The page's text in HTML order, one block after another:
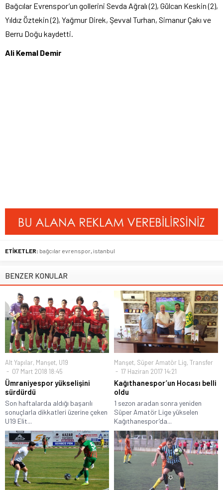
Bağcılar Evrenspor’un gollerini Sevda Ağralı (2), Gülcan Keskin (2),
Yıldız Öztekin (2), Yağmur Direk, Şevval Turhan, Simanur Çakı ve
Berru Doğu kaydetti.
Ali Kemal Demir
ETİKETLER: bağcılar evrenspor istanbul
BENZER KONULAR
Alt Yapılar, Manşet, U19
07 Mart 2018 18:45
Ümraniyespor yükselişini
sürdürdü
Son haftalarda aldığı başarılı
sonuçlarla dikkatleri üzerine çeken
U19 Elit...
Manşet, Süper Amatör Lig, Transfer
17 Haziran 2017 14:21
Kağıthanespor’un Hocası belli
oldu
1 sezon aradan sonra yeniden
Süper Amatör Lige yükselen
Kağıthanespor’da...